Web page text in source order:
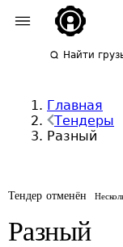
Найти
Главная
Тендеры
Разный
Тендер отменён
Разный